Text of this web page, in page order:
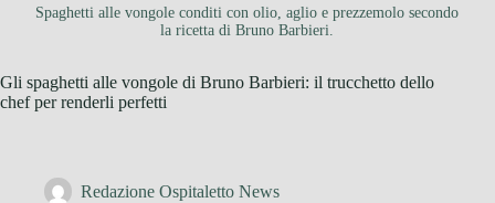
Spaghetti alle vongole conditi con olio, aglio e prezzemolo secondo
la ricetta di Bruno Barbieri.
Gli spaghetti alle vongole di Bruno Barbieri: il trucchetto dello
chef per renderli perfetti
Redazione Ospitaletto News